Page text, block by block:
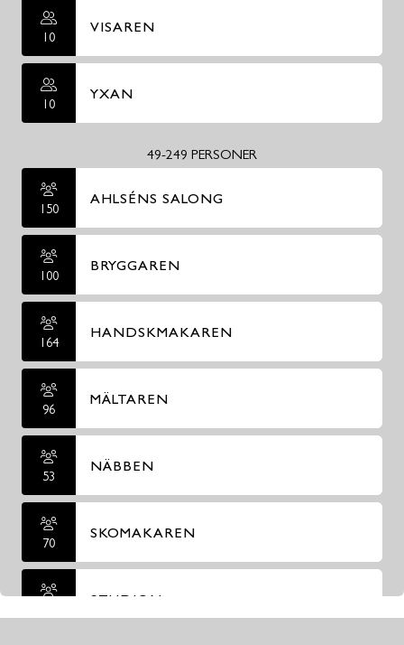
10
VISAREN
10
YXAN
49-249 PERSONER
150
AHLSÉNS SALONG
100
BRYGGAREN
164
HANDSKMAKAREN
96
MÄLTAREN
53
NÄBBEN
70
SKOMAKAREN
STUDION